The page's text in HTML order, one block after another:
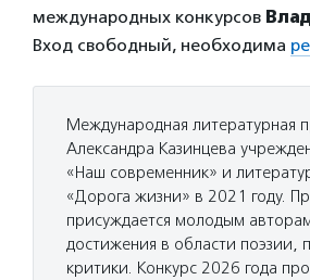
международных конкурсов
Вход свободный, необходима
Международная литературная
Александра Казинцева
«Наш современник» и
«Дорога жизни» в 2021 году.
присуждается молодым
достижения в области поэзии,
критики. Конкурс 2026 года